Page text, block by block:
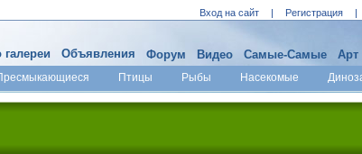
Вход на сайт | Регистрация |
Птицы Рыбы Насекомые
галереи Объявления Форум Видео Самые-Самые Арт